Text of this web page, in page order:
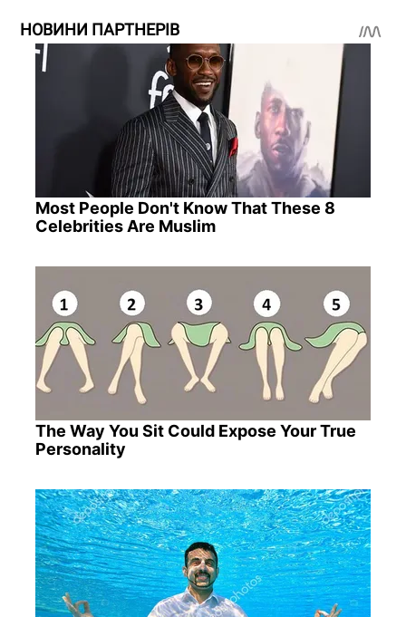
НОВИНИ ПАРТНЕРІВ
Most People Don't Know That These 8
Celebrities Are Muslim
The Way You Sit Could Expose Your True
Personality